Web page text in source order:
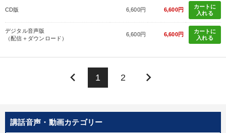
講話音声・動画カテゴリー
CD版 6,600円 6,600円
カートに
入れる
デジタル音声版
（配信＋ダウンロード）
6,600円 6,600円
カートに
入れる
keyboard_arrow_left 1 2 keyboard_arrow_right